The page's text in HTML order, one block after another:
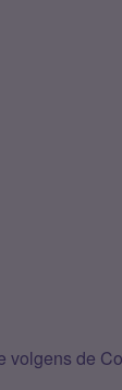
volgens de